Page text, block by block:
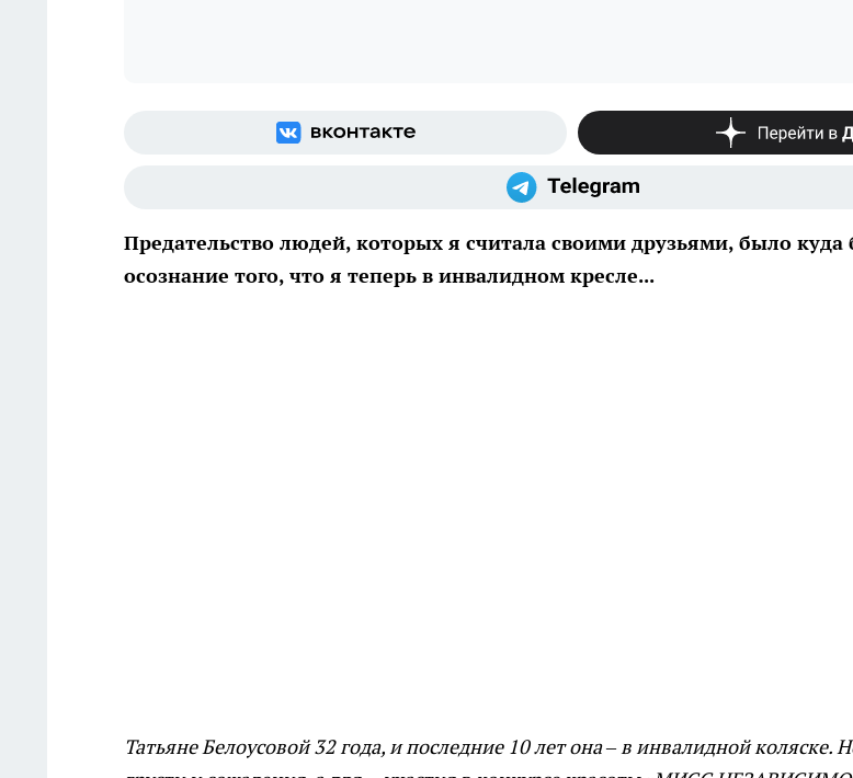
Предательство людей, которых я считала своими друзьями, было куда
осознание того, что я теперь в инвалидном кресле...
Татьяне Белоусовой 32 года, и последние 10 лет она – в инвалидной коляске.